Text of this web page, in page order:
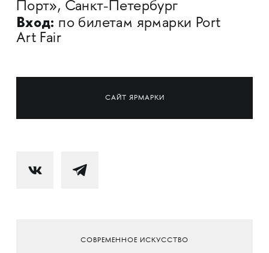
Порт», Санкт-Петербург
Вход: по билетам ярмарки Port
Art Fair
САЙТ ЯРМАРКИ
СОВРЕМЕННОЕ ИСКУССТВО